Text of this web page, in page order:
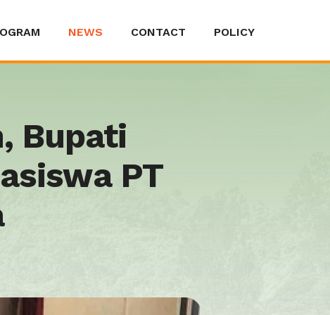
NEWS CONTACT POLICY
Bupati
PT